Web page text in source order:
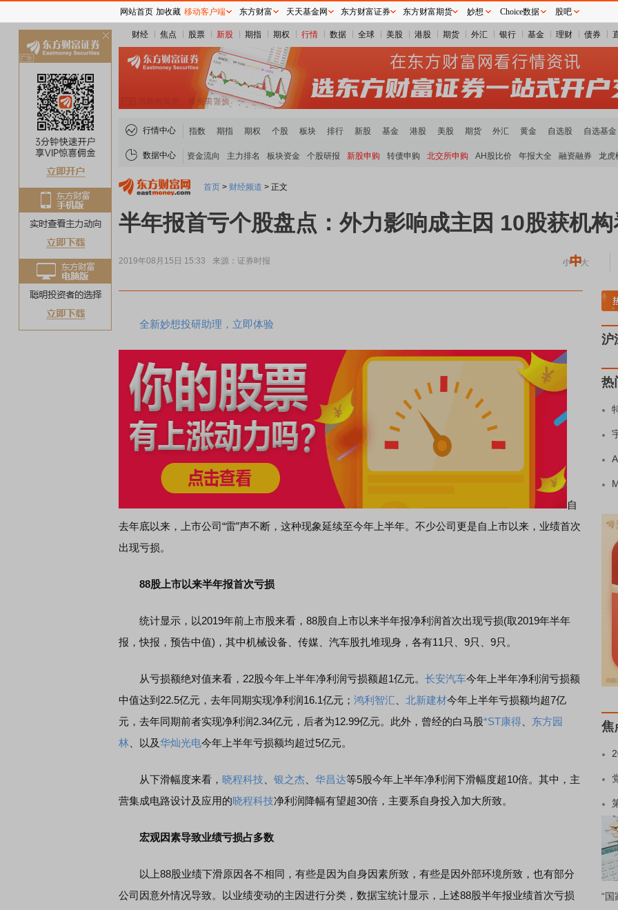
财经 焦点 股票 新股 期指 期权 行情 数据 全球 美股 港股 期货 外汇 银行 基金 理财 债券
行情中心 指数 期指 期权 个股 板块 排行 新股 基金 港股 美股 期货 外汇 黄金 自选股 自选基金
数据中心 资金流向 主力排名 板块资金 个股研报 新股申购 转债申购 北交所申购 AH股比价 年报大全 融资融券 龙虎
首页 > 财经频道 > 正文
半年报首亏个股盘点：外力影响成主因 10股获机
2019年08月15日 15:33 来源：证券时报
全新妙想投研助理，立即体验
自
去年底以来，上市公司“雷”声不断，这种现象延续至今年上半年。不少公司更是自上市以来，业绩首次
出现亏损。
88股上市以来半年报首次亏损
统计显示，以2019年前上市股来看，88股自上市以来半年报净利润首次出现亏损(取2019年半年
报，快报，预告中值)，其中机械设备、传媒、汽车股扎堆现身，各有11只、9只、9只。
从亏损额绝对值来看，22股今年上半年净利润亏损额超1亿元。 长安汽车今年上半年净利润亏损额
中值达到22.5亿元，去年同期实现净利润16.1亿元； 鸿利智汇 北新建材今年上半年亏损额均超7亿
元，去年同期前者实现净利润2.34亿元，后者为12.99亿元。此外，曾经的白马股*ST康得
东方园
林 、以及华灿光电今年上半年亏损额均超过5亿元。
从下滑幅度来看， 晓程科技 银之杰 华昌达等5股今年上半年净利润下滑幅度超10倍。其中，主
营集成电路设计及应用的晓程科技净利润降幅有望超30倍，主要系自身投入加大所致。
宏观因素导致业绩亏损占多数
以上88股业绩下滑原因各不相同，有些是因为自身因素所致，有些是因外部环境所致，也有部分
公司因意外情况导致。以业绩变动的主因进行分类，数据宝统计显示，上述88股半年报业绩首次亏损
半导体
沪
热
焦
“国
网站首页 加收藏 移动客户端 东方财富 天天基金网 东方财富证券 东方财富期货 妙想 Choice数据 股吧
关